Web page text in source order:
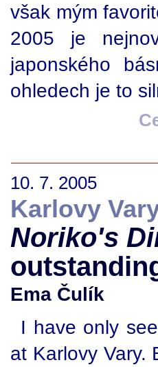
však mým
2005 je
japonského
ohledech je to
10. 7. 2005
Karlovy
Noriko's
Ema Čulík
I have only
at Karlovy Vary.